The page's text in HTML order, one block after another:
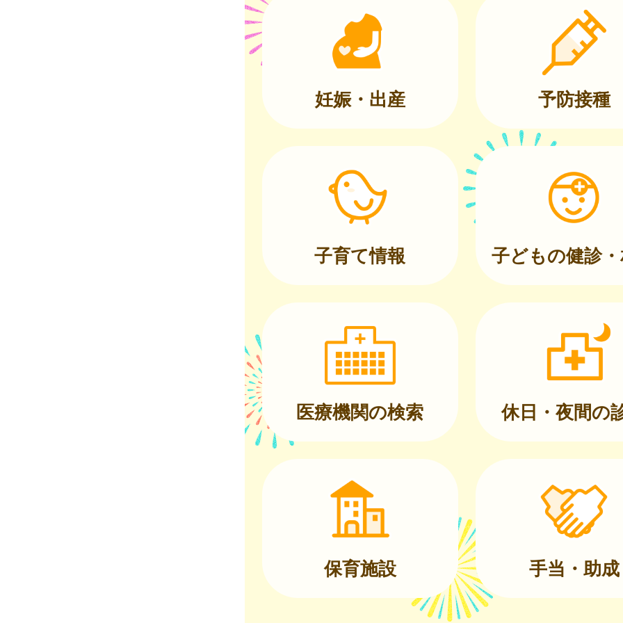
妊娠・出産 予防接種
子育て情報 子どもの健診
医療機関の検索 休日・夜間の
保育施設 手当・助成